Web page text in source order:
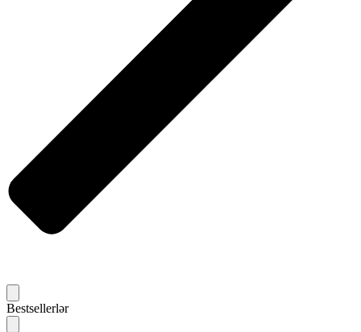
Bestsellerlər